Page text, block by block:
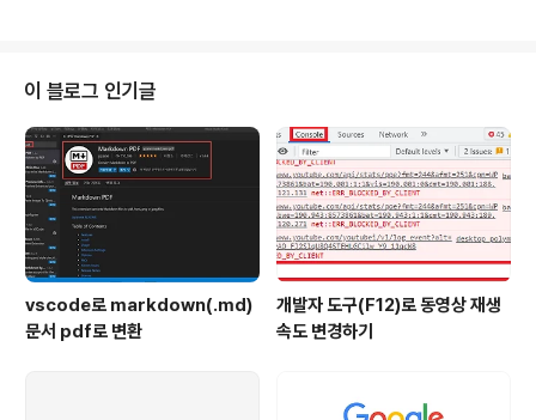
JDK project Community builds using source co
de from OpenJDK project - GitHub - ojdkbuild/
ojdkbuild: Community builds using source code
from ..
이 블로그 인기글
vscode로 markdown(.md)
문서 pdf로 변환
개발자 도구(F12)로 동영상 재생
속도 변경하기